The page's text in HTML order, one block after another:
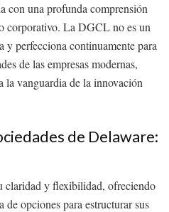
con una profunda comprensión
corporativo. La DGCL no es un
y perfecciona continuamente para
de las empresas modernas,
la vanguardia de la innovación
de Delaware:
claridad y flexibilidad, ofreciendo
de opciones para estructurar sus